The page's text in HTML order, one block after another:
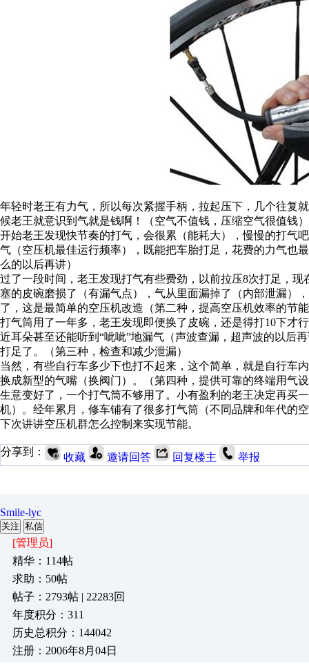
年轻时老王有力气，所以每次紧握手柄，拉起压下，几个往复
候老王就意识到气就是钱啊！（空气不值钱，压缩空气很值钱
开始老王发现快节奏的打气，会很累（能耗大），慢慢的打气
气（空压机最佳运行频率），既能把车胎打足，花费的力气也
么的以后再讲）
过了一段时间，老王发现打气有些费劲，以前拉压8次打足，
塞的皮碗磨损了（有漏气点），气从里面漏掉了（内部泄漏）
了，这是最简单的空压机改造（第二种，提高空压机效率的节
打气筒用了一年多，老王发现即便换了皮碗，还是得打10下才
近耳朵甚至还能听到“呲呲”地漏气（声波查漏，超声波的以后
打足了。（第三种，检查和减少泄漏）
当然，有些自行车多少下也打不起来，这个简单，就是自行车
换成新型的气嘴（换阀门）。（第四种，提供可靠的终端用气
生意变好了，一个打气筒不够用了。小有盈利的老王决定再买
机）。经年累月，修车铺有了很多打气筒（不同品牌和年代的
下次讲讲空压机群怎么控制来实现节能。
分享到： 收藏 邀请回答 回复楼主 举报
Smile-lyc
关注 私信
[管理员]
精华：114帖
求助：50帖
帖子：2793帖 | 22283回
年度积分：311
历史总积分：144042
注册：2006年8月04日